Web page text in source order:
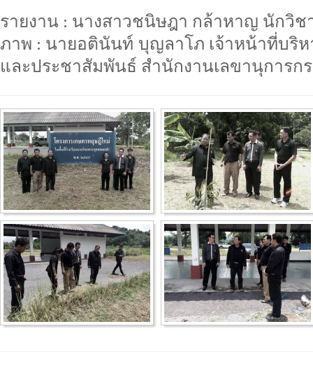
รายงาน : นางสาวชนิษฎา กล้าหาญ นักวิช
ภาพ : นายอตินันท์ บุญลาโภ เจ้าหน้าที่บริห
และประชาสัมพันธ์ สำนักงานเลขานุการก